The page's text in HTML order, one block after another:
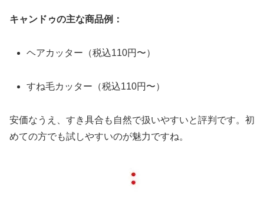
キャンドゥの主な商品例：
ヘアカッター（税込110円〜）
すね毛カッター（税込110円〜）
安価なうえ、すき具合も自然で扱いやすいと評判です。初
めての方でも試しやすいのが魅力ですね。